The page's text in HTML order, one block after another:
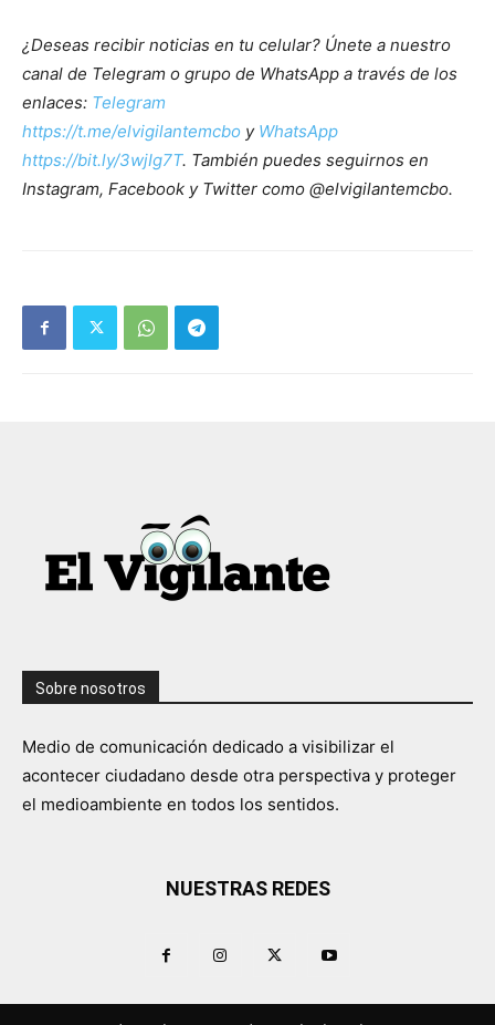
¿Deseas recibir noticias en tu celular? Únete a nuestro
canal de Telegram o grupo de WhatsApp a través de los
enlaces: Telegram
https://t.me/elvigilantemcbo y WhatsApp
https://bit.ly/3wjIg7T. También puedes seguirnos en
Instagram, Facebook y Twitter como @elvigilantemcbo.
Sobre nosotros
Medio de comunicación dedicado a visibilizar el
acontecer ciudadano desde otra perspectiva y proteger
el medioambiente en todos los sentidos.
NUESTRAS REDES